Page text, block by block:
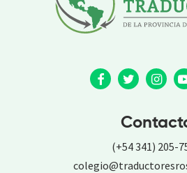
(+54 341) 205-